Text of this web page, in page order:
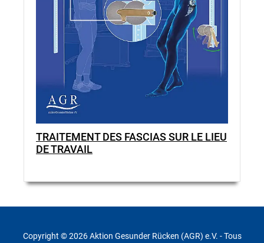
TRAITEMENT DES FASCIAS SUR LE LIEU
DE TRAVAIL
Copyright © 2026 Aktion Gesunder Rücken (AGR) e.V. - Tous